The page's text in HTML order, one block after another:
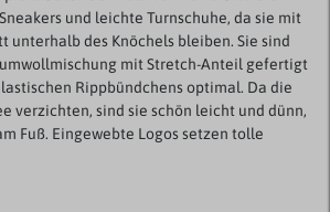
und leichte Turnschuhe, da sie mit
unterhalb des Knöchels bleiben. Sie sind
mit Stretch-Anteil gefertigt
Rippbündchens optimal. Da die
verzichten, sind sie schön leicht und dünn,
Fuß. Eingewebte Logos setzen tolle